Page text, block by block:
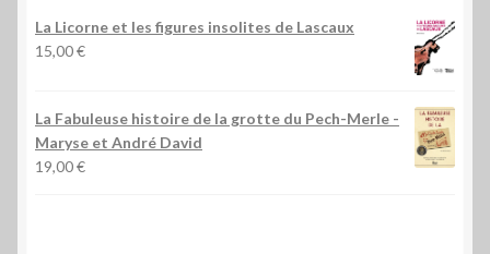
La Licorne et les figures insolites de Lascaux
15,00€
La Fabuleuse histoire de la grotte du Pech-Merle -
Maryse et André David
19,00€